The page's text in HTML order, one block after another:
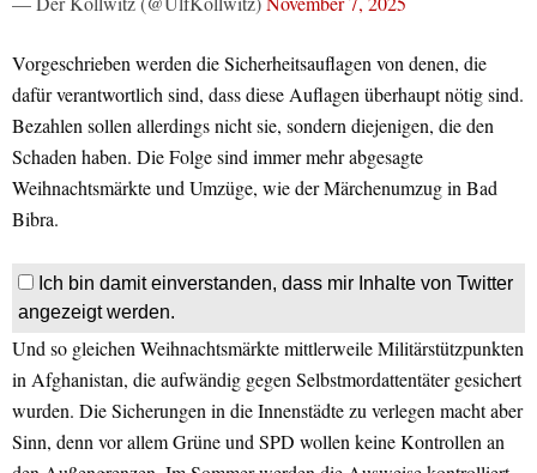
Vorgeschrieben werden die Sicherheitsauflagen von denen, die
dafür verantwortlich sind, dass diese Auflagen überhaupt nötig sind.
Bezahlen sollen allerdings nicht sie, sondern diejenigen, die den
Schaden haben. Die Folge sind immer mehr abgesagte
Weihnachtsmärkte und Umzüge, wie der Märchenumzug in Bad
Bibra.
Ich bin damit einverstanden, dass mir Inhalte von Twitter
angezeigt werden.
Und so gleichen Weihnachtsmärkte mittlerweile Militärstützpunkten
in Afghanistan, die aufwändig gegen Selbstmordattentäter gesichert
wurden. Die Sicherungen in die Innenstädte zu verlegen macht aber
Sinn, denn vor allem Grüne und SPD wollen keine Kontrollen an